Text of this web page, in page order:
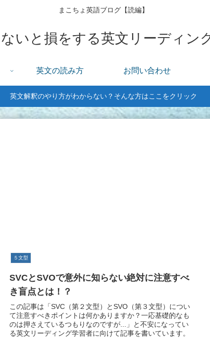
まこちょ英語ブログ【読編】
英文の読み方 お問い合わせ
英文解釈のやり方がわからない？そんな方はここをクリック
５文型
SVCとSVOで意外に知らない絶対に注意すべ
き盲点とは！？
この記事は「SVC（第２文型）とSVO（第３文型）につい
て注意すべきポイントは何かありますか？一応基礎的なも
のは押さえているつもりなのですが...」と不安になってい
る英文リーディング学習者に向けて記事を書いています。